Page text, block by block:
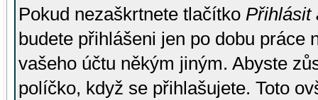
Pokud nezaškrtnete tlačítko Přihlásit
budete přihlášeni jen po dobu práce
vašeho účtu někým jiným. Abyste
políčko, když se přihlašujete. Toto